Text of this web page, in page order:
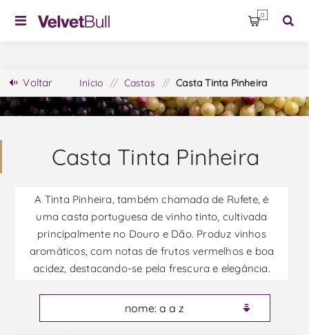
0
Voltar Início / Castas / Casta Tinta Pinheira
Casta Tinta Pinheira
A Tinta Pinheira, também chamada de Rufete, é
uma casta portuguesa de vinho tinto, cultivada
principalmente no Douro e Dão. Produz vinhos
aromáticos, com notas de frutos vermelhos e boa
acidez, destacando-se pela frescura e elegância.